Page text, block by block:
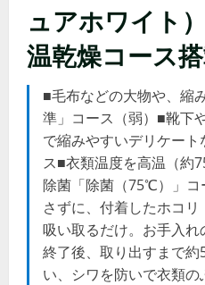
ュアホワイト
温乾燥コース
■毛布などの大物や、縮
準」コース（弱）■靴下
で縮みやすいデリケー
ス■衣類温度を高温（約
除菌「除菌（75℃）」
さずに、付着したホコ
吸い取るだけ。お手入
終了後、取り出すまで
い、シワを防いで衣類